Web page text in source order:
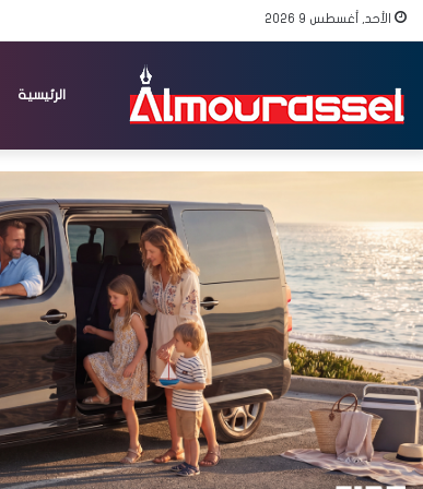
الأحد, أغسطس 9 2026
الرئيسية